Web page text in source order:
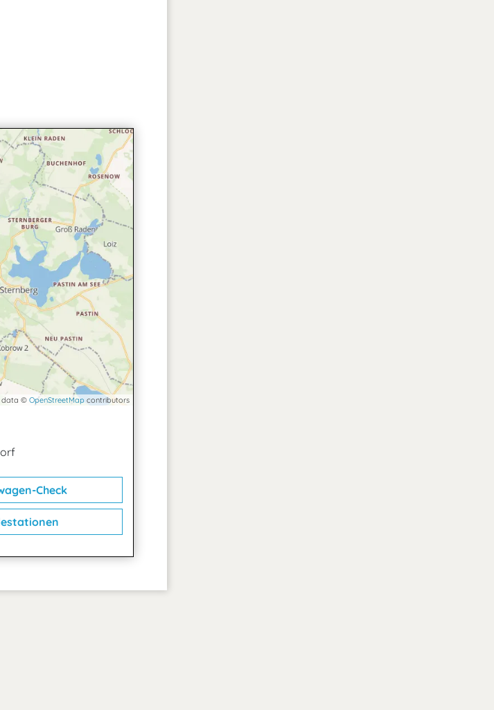
data © OpenStreetMap contributors
Check